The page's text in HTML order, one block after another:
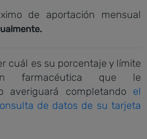
de aportación mensual
cuál es su porcentaje y límite
farmacéutica que le
averiguará completando el
de datos de su tarjeta